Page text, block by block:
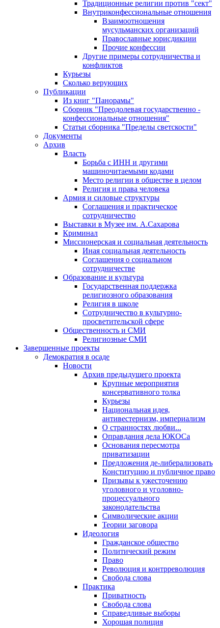
Традиционные религии против "сект"
Внутриконфессиональные отношения
Взаимоотношения
мусульманских организаций
Православные юрисдикции
Прочие конфессии
Другие примеры сотрудничества и
конфликтов
Курьезы
Сколько верующих
Публикации
Из книг "Панорамы"
Сборник "Преодолевая государственно -
конфессиональные отношения"
Статьи сборника "Пределы светскости"
Документы
Архив
Власть
Борьба с ИНН и другими
машиночитаемыми кодами
Место религии в обществе в целом
Религия и права человека
Армия и силовые структуры
Соглашения и практическое
сотрудничество
Выставки в Музее им. А.Сахарова
Криминал
Миссионерская и социальная деятельность
Иная социальная деятельность
Соглашения о социальном
сотрудничестве
Образование и культура
Государственная поддержка
религиозного образования
Религия в школе
Сотрудничество в культурно-
просветительской сфере
Общественность и СМИ
Религиозные СМИ
Завершенные проекты
Демократия в осаде
Новости
Архив предыдущего проекта
Крупные мероприятия
консервативного толка
Курьезы
Национальная идея,
антивестернизм, империализм
О странностях любви...
Оправдания дела ЮКОСа
Основания пересмотра
приватизации
Предложения де-либерализовать
Конституцию и публичное право
Призывы к ужесточению
уголовного и уголовно-
процессуального
законодательства
Символические акции
Теории заговора
Идеология
Гражданское общество
Политический режим
Право
Революция и контрреволюция
Свобода слова
Практика
Приватность
Свобода слова
Справедливые выборы
Хорошая полиция